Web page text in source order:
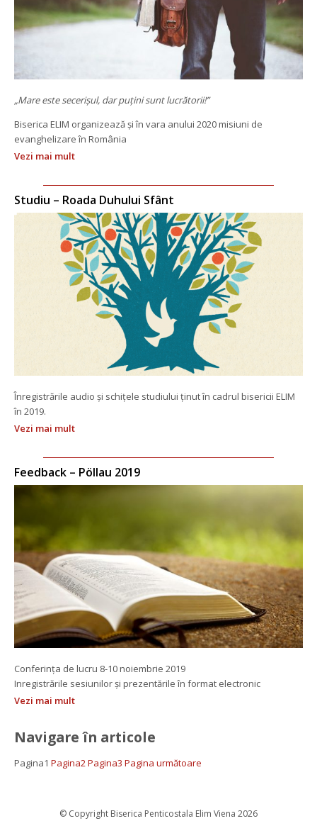
„Mare este secerişul, dar puţini sunt lucrătorii!”
Biserica ELIM organizează și în vara anului 2020 misiuni de
evanghelizare în România
Vezi mai mult
Studiu – Roada Duhului Sfânt
Înregistrările audio și schițele studiului ținut în cadrul bisericii ELIM
în 2019.
Vezi mai mult
Feedback – Pöllau 2019
Conferința de lucru 8-10 noiembrie 2019
Inregistrările sesiunilor și prezentările în format electronic
Vezi mai mult
Navigare în articole
Pagina1 Pagina2Pagina3 Pagina următoare
© Copyright Biserica Penticostala Elim Viena 2026